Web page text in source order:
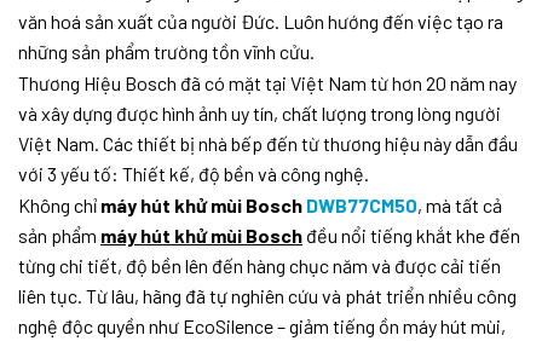
văn hoá sản xuất của người Đức. Luôn hướng đến việc tạo ra
những sản phẩm trường tồn vĩnh cửu.
Thương Hiệu Bosch đã có mặt tại Việt Nam từ hơn 20 năm nay
và xây dựng được hình ảnh uy tín, chất lượng trong lòng người
Việt Nam. Các thiết bị nhà bếp đến từ thương hiệu này dẫn đầu
với 3 yếu tố: Thiết kế, độ bền và công nghệ.
Không chỉ máy hút khử mùi Bosch DWB77CM50, mà tất cả
sản phẩm máy hút khử mùi Bosch đều nổi tiếng khắt khe đến
từng chi tiết, độ bền lên đến hàng chục năm và được cải tiến
liên tục. Từ lâu, hãng đã tự nghiên cứu và phát triển nhiều công
nghệ độc quyền như EcoSilence – giảm tiếng ồn máy hút mùi,